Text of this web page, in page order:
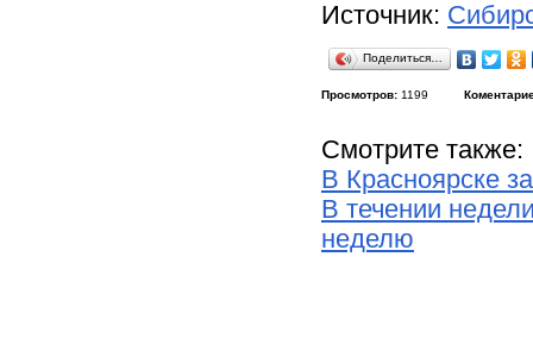
Источник:
Поделиться…
Просмотров: 1199
Смотрите также:
В Красноярске
В течении
неделю